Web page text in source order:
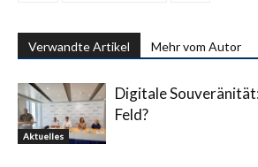
Verwandte Artikel Mehr vom Autor
Aktuelles
Digitale
Feld?